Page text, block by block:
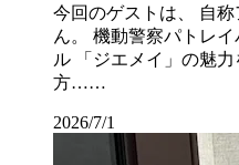
今回のゲストは、 自
ん。 機動警察パトレ
ル 「ジエメイ」の魅
方……
2026/7/1